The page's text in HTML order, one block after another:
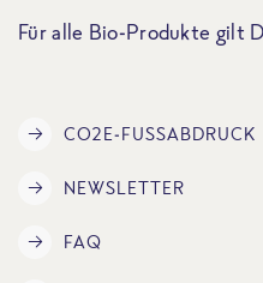
Für alle Bio-Produkte gilt
CO2E-FUSSABDRUCK
NEWSLETTER
FAQ